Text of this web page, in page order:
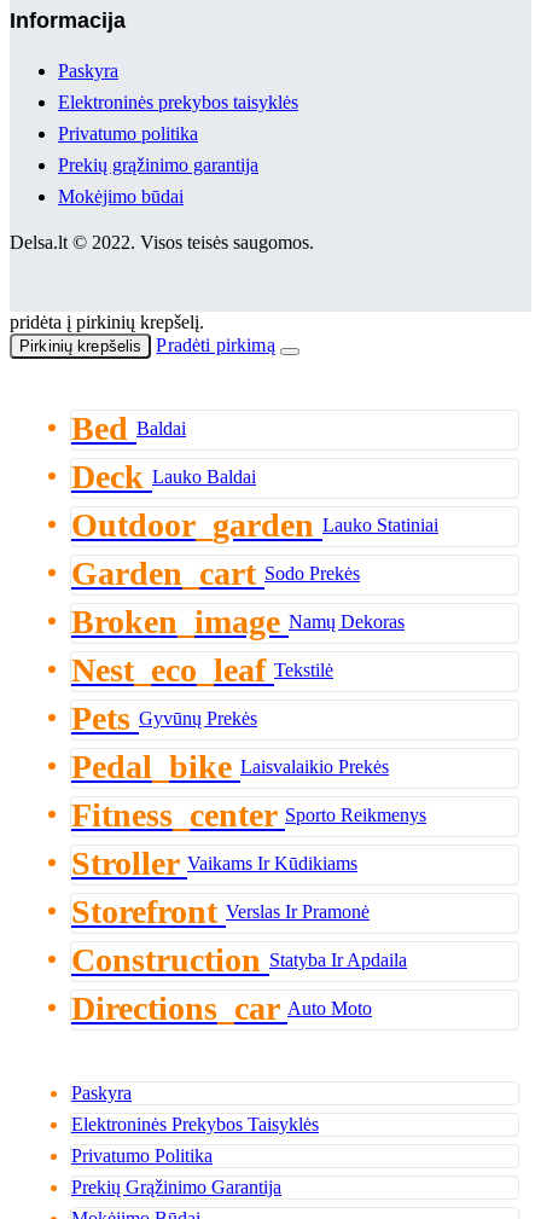
Informacija
Paskyra
Elektroninės prekybos taisyklės
Privatumo politika
Prekių grąžinimo garantija
Mokėjimo būdai
Delsa.lt © 2022. Visos teisės saugomos.
pridėta į pirkinių krepšelį.
Pirkinių krepšelis Pradėti pirkimą
Bed Baldai
Deck Lauko Baldai
Outdoor_garden Lauko Statiniai
Garden_cart Sodo Prekės
Broken_image Namų Dekoras
Nest_eco_leaf Tekstilė
Pets Gyvūnų Prekės
Pedal_bike Laisvalaikio Prekės
Fitness_center Sporto Reikmenys
Stroller Vaikams Ir Kūdikiams
Storefront Verslas Ir Pramonė
Construction Statyba Ir Apdaila
Directions_car Auto Moto
Paskyra
Elektroninės Prekybos Taisyklės
Privatumo Politika
Prekių Grąžinimo Garantija